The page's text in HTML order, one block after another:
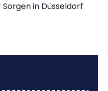
in Düsseldorf